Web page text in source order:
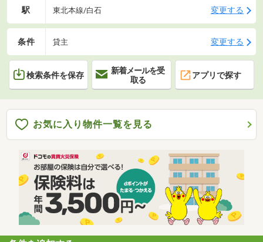
駅 東北本線/白石 変更する
条件 貸主 変更する
検索条件を保存
新着メールを受
取る
アプリで探す
お気に入り物件一覧を見る